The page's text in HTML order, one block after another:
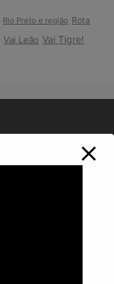
Rio Preto e região Rota
Vai Leão Vai Tigre!